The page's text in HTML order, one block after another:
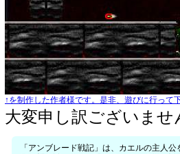
↑を制作した作者様です。是非、遊びに行って
大変申し訳ございませ
「アンブレード戦記」は、カエルの主人